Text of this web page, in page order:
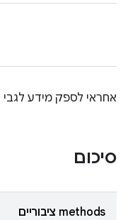
אחראי לספק מידע
סיכום
‫methods ציבוריים